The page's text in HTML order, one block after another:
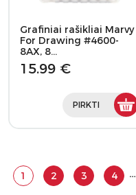
Grafiniai rašikliai Marvy
For Drawing #4600-
8AX, 8…
15.99 €
PIRKTI
1 2 3 4 …